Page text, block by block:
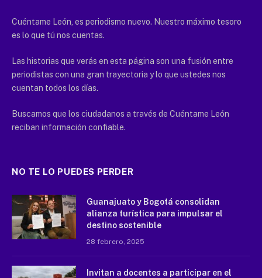
Cuéntame León, es periodismo nuevo. Nuestro máximo tesoro
es lo que tú nos cuentas.
Las historias que verás en esta página son una fusión entre
periodistas con una gran trayectoria y lo que ustedes nos
cuentan todos los días.
Buscamos que los ciudadanos a través de Cuéntame León
reciban información confiable.
NO TE LO PUEDES PERDER
Guanajuato y Bogotá consolidan
alianza turística para impulsar el
destino sostenible
28 febrero, 2025
Invitan a docentes a participar en el